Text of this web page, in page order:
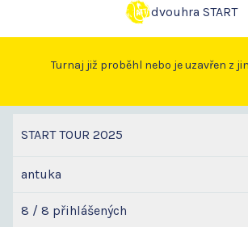
dvouhra START
Turnaj již proběhl nebo je uzavřen z
START TOUR 2025
antuka
8 / 8 přihlášených